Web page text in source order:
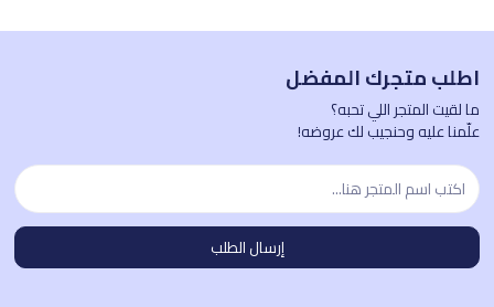
اطلب متجرك المفضل
ما لقيت المتجر اللي تحبه؟
علّمنا عليه وحنجيب لك عروضه!